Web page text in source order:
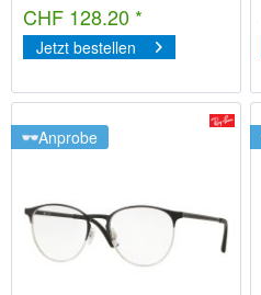
CHF 128.20 *
Jetzt bestellen
Anprobe